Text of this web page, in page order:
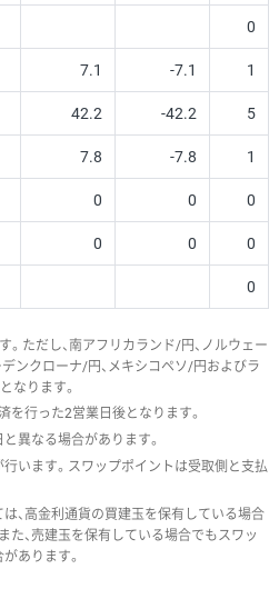
0
7.1 -7.1 1
42.2 -42.2 5
7.8 -7.8 1
0 0 0
0 0 0
0
ただし、南アフリカランド/円、ノルウェー
ンクローナ/円、メキシコペソ/円およびラ
なります。
を行った2営業日後となります。
異なる場合があります。
います。スワップポイントは受取側と支払
、高金利通貨の買建玉を保有している場合
た、売建玉を保有している場合でもスワッ
あります。